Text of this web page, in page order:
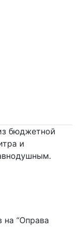
бюджетной
и
на “Оправа